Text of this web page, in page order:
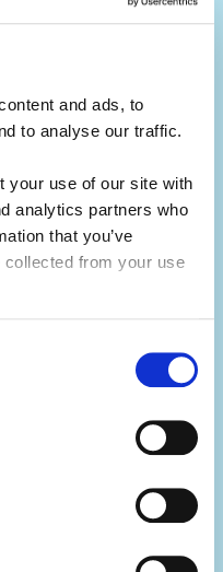
and ads, to
to analyse our traffic.
your use of our site with
analytics partners who
that you’ve
collected from your use
co
na poszerzanie
codziennym
pracy w zespole,
a przy tym